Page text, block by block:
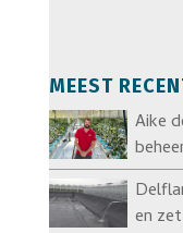
MEEST
Aike
en